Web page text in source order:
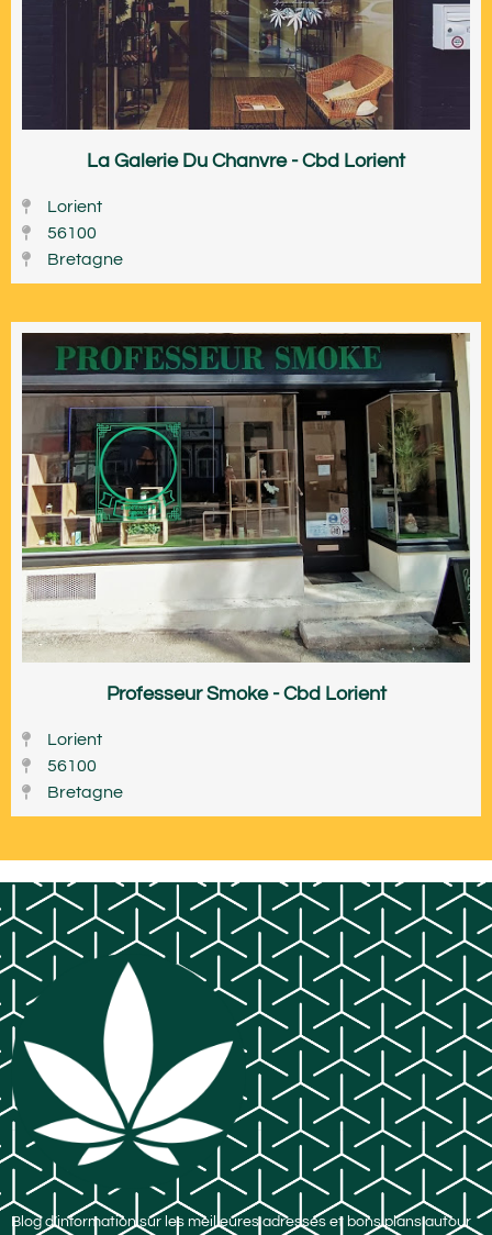
La Galerie Du Chanvre - Cbd Lorient
Lorient
56100
Bretagne
Professeur Smoke - Cbd Lorient
Lorient
56100
Bretagne
Blog d’information sur les meilleures adresses et bons plans autour